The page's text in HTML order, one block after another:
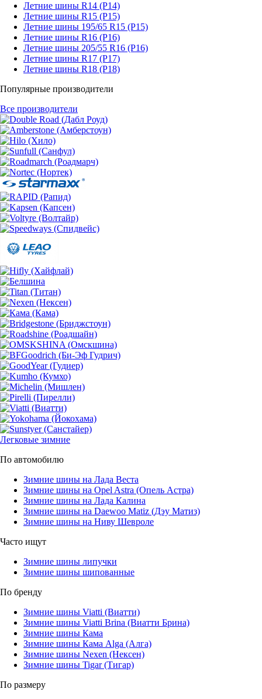
Летние шины R14 (Р14)
Летние шины R15 (Р15)
Летние шины 195/65 R15 (Р15)
Летние шины R16 (Р16)
Летние шины 205/55 R16 (Р16)
Летние шины R17 (Р17)
Летние шины R18 (Р18)
Популярные производители
Все производители
Легковые зимние
По автомобилю
Зимние шины на Лада Веста
Зимние шины на Opel Astra (Опель Астра)
Зимние шины на Лада Калина
Зимние шины на Daewoo Matiz (Дэу Матиз)
Зимние шины на Ниву Шевроле
Часто ищут
Зимние шины липучки
Зимние шины шипованные
По бренду
Зимние шины Viatti (Виатти)
Зимние шины Viatti Brina (Виатти Брина)
Зимние шины Кама
Зимние шины Кама Alga (Алга)
Зимние шины Nexen (Нексен)
Зимние шины Tigar (Тигар)
По размеру